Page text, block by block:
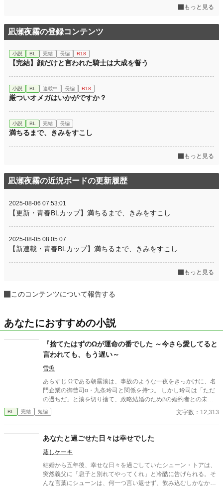
もっと見る
凪瀬夜霧の登録コンテンツ
小説 BL 完結 長編 R18
【完結】顔だけと言われた騎士は大成を誓う
小説 BL 連載中 長編 R18
厳ついオメガはいかがですか？
小説 BL 完結 長編
満ちるまで、きみをすこし
もっと見る
凪瀬夜霧の近況ボードの更新履歴
2025-08-06 07:53:01
【更新・青春BLカップ】満ちるまで、きみをすこし
2025-08-05 08:05:07
【新連載・青春BLカップ】満ちるまで、きみをすこし
もっと見る
このコンテンツについて報告する
あなたにおすすめの小説
『捨てたはずのΩが運命の番でした ～今さら愛してると
言われても、もう遅い～
雪兎
あらすじ Ωである朝霧湊は、事故のような一夜をきっかけに、名
門企業の御曹司α・九条玲司と関係を持つ。 しかし玲司は「ただ
の過ちだ」と湊を切り捨て、政略結婚のためβの婚約者との未来
を選んだ。 深く傷ついた湊は、彼の前から姿を消す。 数か月後―
―。 湊の身体は、これまで誰も知らなかった希少な『遅咲きΩ』
たと知る。 「戻ってきてくれ」 今さら必死に追いかけてくる玲
司。 だが湊の隣には、自分を支え続けてくれた医師のα・神崎伊
織がいた。 「あなたは俺を捨てたでしょう」 後悔に苦しむα、執
着する第二のα、そして希少Ωを巡る陰謀。 もう二度と傷つきた
くないΩが最後に選ぶ相手とは――。 捨てた側の後悔と執着が加
速する、すれ違いオメガバースBL。
BL 完結 短編 文字数：12,313
あなたと過ごせた日々は幸せでした
蒸しケーキ
結婚から五年後、幸せな日々を過ごしていたシューン・トアは、
突然義父に「息子と別れてやってくれ」と冷酷に告げられる。そ
んな言葉にシューンは、何一つ言い返せず、飲み込むしかなかっ